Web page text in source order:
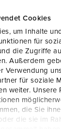
Cookies
um Inhalte
für
die Zugriffe
Außerdem
Verwendung
für soziale
weiter. Unsere
die Sie
die sie im
bornes d’énergie